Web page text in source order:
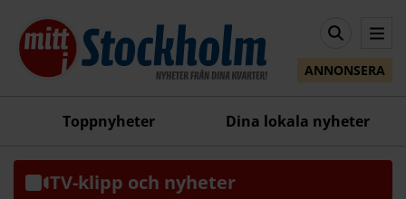
ANNONSERA
Toppnyheter Dina lokala nyheter
TV-klipp och nyheter